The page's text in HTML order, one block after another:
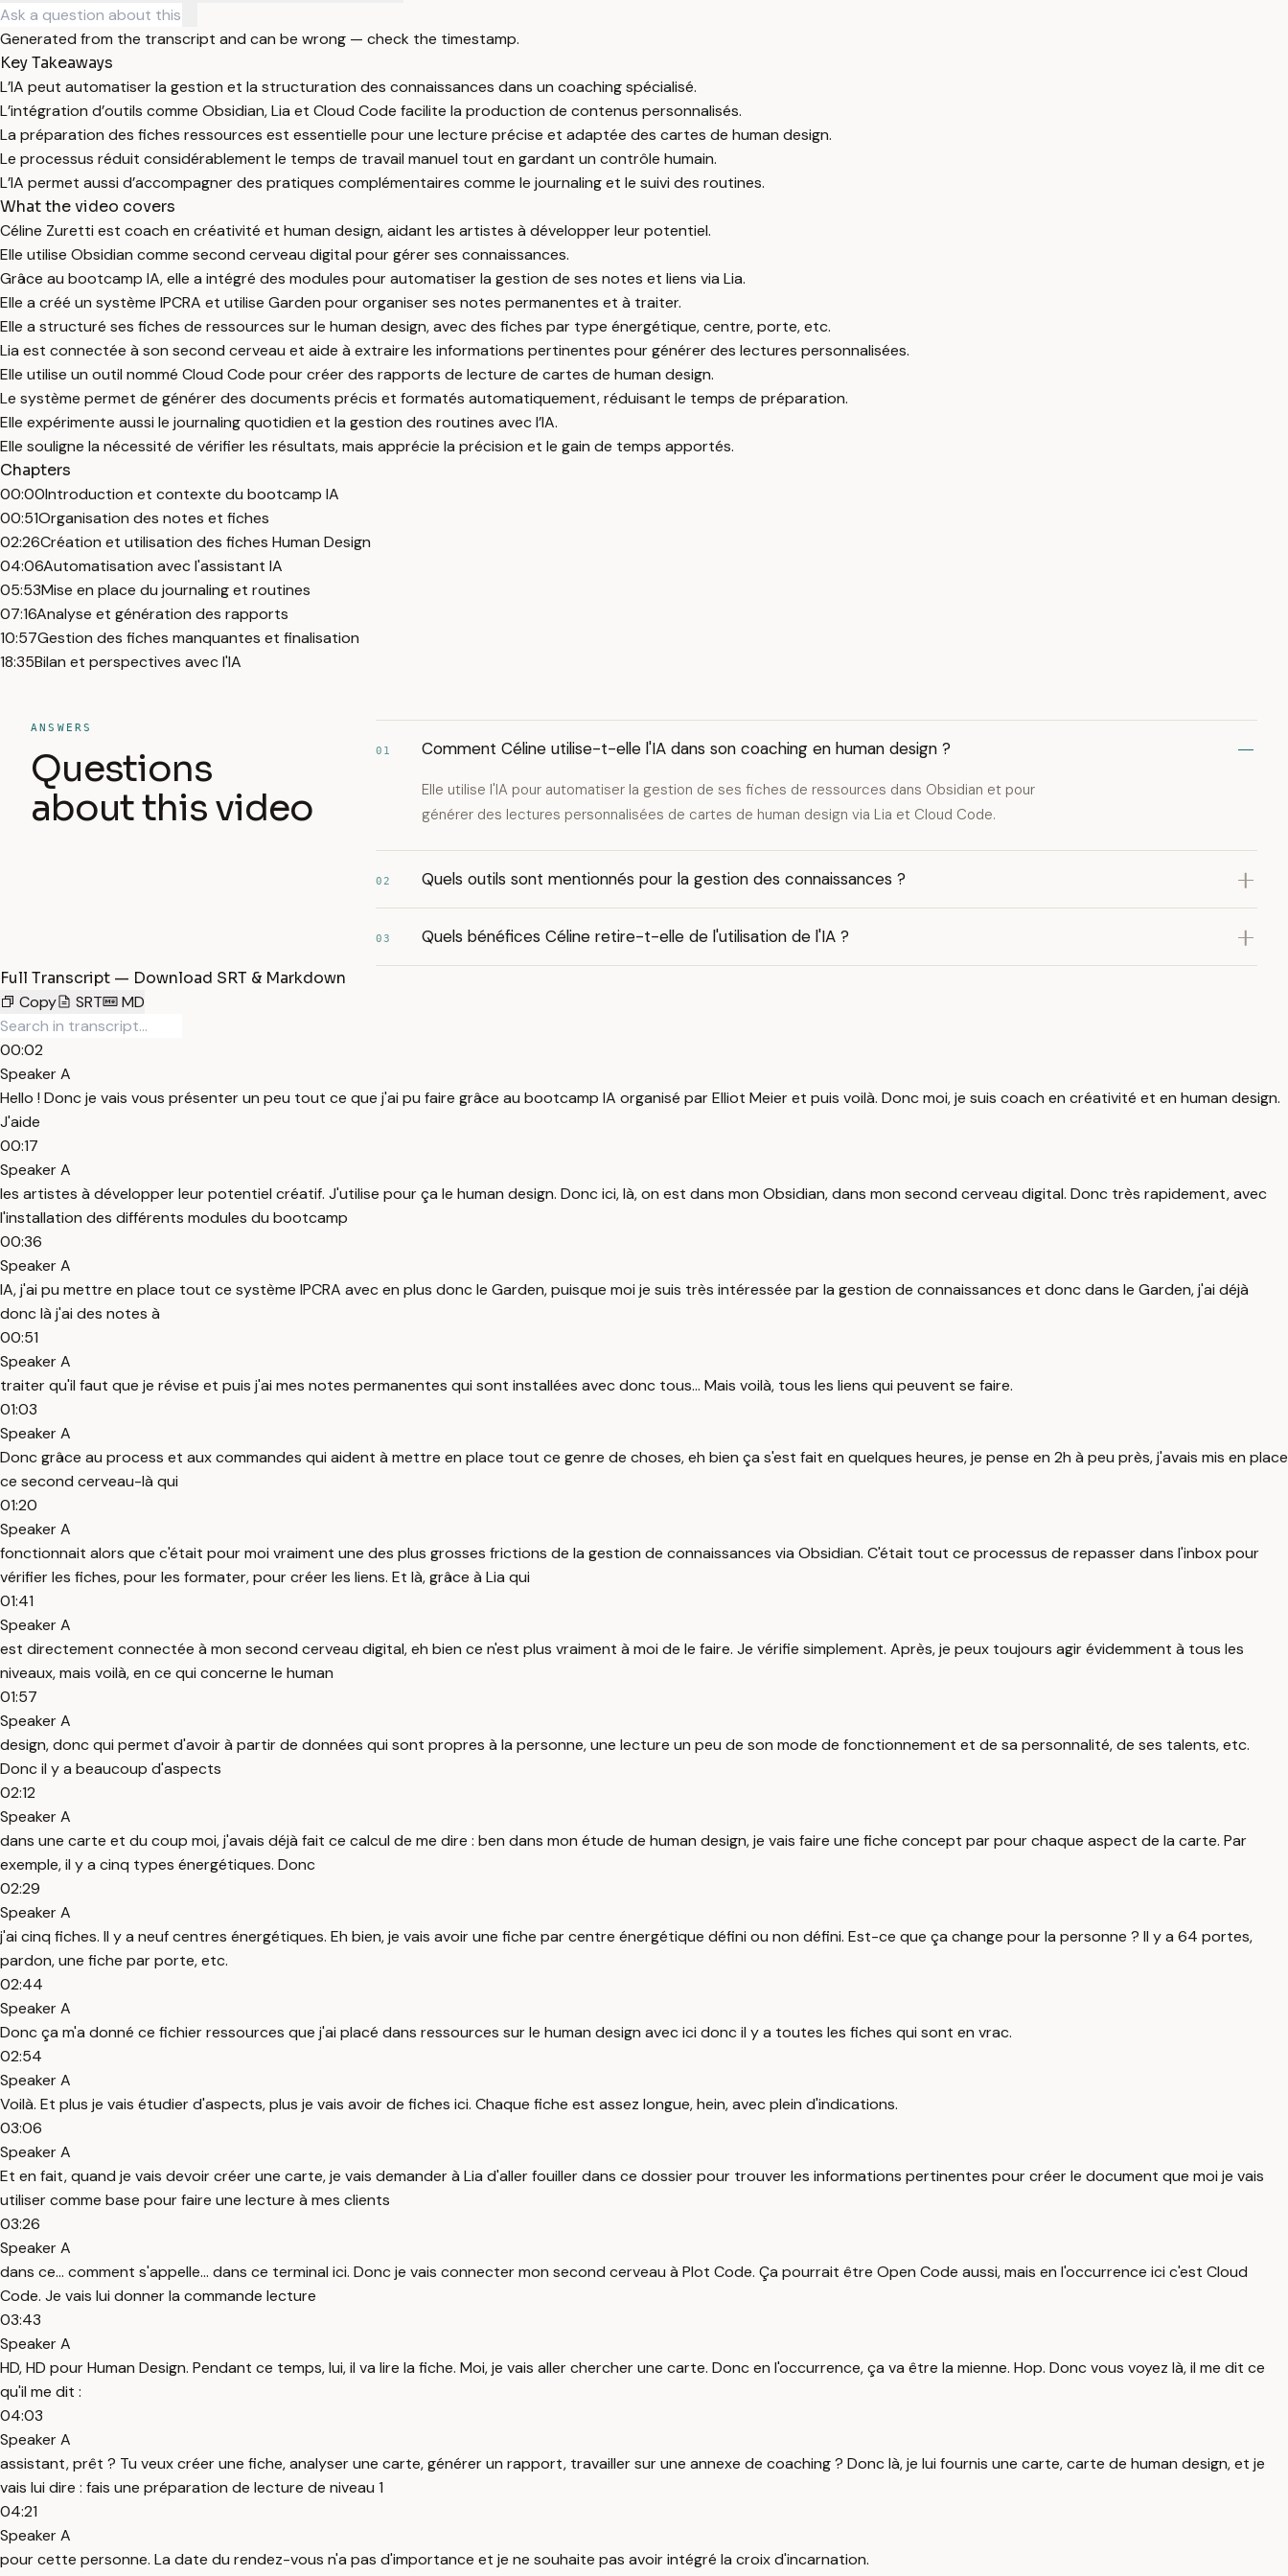
Generated from the transcript and can be wrong — check the timestamp.
Key Takeaways
L’IA peut automatiser la gestion et la structuration des connaissances dans un coaching spécialisé.
L’intégration d’outils comme Obsidian, Lia et Cloud Code facilite la production de contenus personnalisés.
La préparation des fiches ressources est essentielle pour une lecture précise et adaptée des cartes de human design.
Le processus réduit considérablement le temps de travail manuel tout en gardant un contrôle humain.
L’IA permet aussi d’accompagner des pratiques complémentaires comme le journaling et le suivi des routines.
What the video covers
Céline Zuretti est coach en créativité et human design, aidant les artistes à développer leur potentiel.
Elle utilise Obsidian comme second cerveau digital pour gérer ses connaissances.
Grâce au bootcamp IA, elle a intégré des modules pour automatiser la gestion de ses notes et liens via Lia.
Elle a créé un système IPCRA et utilise Garden pour organiser ses notes permanentes et à traiter.
Elle a structuré ses fiches de ressources sur le human design, avec des fiches par type énergétique, centre, porte, etc.
Lia est connectée à son second cerveau et aide à extraire les informations pertinentes pour générer des lectures personnalisées.
Elle utilise un outil nommé Cloud Code pour créer des rapports de lecture de cartes de human design.
Le système permet de générer des documents précis et formatés automatiquement, réduisant le temps de préparation.
Elle expérimente aussi le journaling quotidien et la gestion des routines avec l’IA.
Elle souligne la nécessité de vérifier les résultats, mais apprécie la précision et le gain de temps apportés.
Chapters
00:00Introduction et contexte du bootcamp IA
00:51Organisation des notes et fiches
02:26Création et utilisation des fiches Human Design
04:06Automatisation avec l'assistant IA
05:53Mise en place du journaling et routines
07:16Analyse et génération des rapports
10:57Gestion des fiches manquantes et finalisation
18:35Bilan et perspectives avec l'IA
ANSWERS
Questions
about this video
01 Comment Céline utilise-t-elle l'IA dans son coaching en human design ?
Elle utilise l'IA pour automatiser la gestion de ses fiches de ressources dans Obsidian et pour
générer des lectures personnalisées de cartes de human design via Lia et Cloud Code.
02 Quels outils sont mentionnés pour la gestion des connaissances ?
03 Quels bénéfices Céline retire-t-elle de l'utilisation de l'IA ?
Full Transcript — Download SRT & Markdown
Copy
SRT MD
00:02
Speaker A
Hello ! Donc je vais vous présenter un peu tout ce que j'ai pu faire grâce au bootcamp IA organisé par Elliot Meier et puis voilà. Donc moi, je suis coach en créativité et en human design.
J'aide
00:17
Speaker A
les artistes à développer leur potentiel créatif. J'utilise pour ça le human design. Donc ici, là, on est dans mon Obsidian, dans mon second cerveau digital. Donc très rapidement, avec
l'installation des différents modules du bootcamp
00:36
Speaker A
IA, j'ai pu mettre en place tout ce système IPCRA avec en plus donc le Garden, puisque moi je suis très intéressée par la gestion de connaissances et donc dans le Garden, j'ai déjà
donc là j'ai des notes à
00:51
Speaker A
traiter qu'il faut que je révise et puis j'ai mes notes permanentes qui sont installées avec donc tous... Mais voilà, tous les liens qui peuvent se faire.
01:03
Speaker A
Donc grâce au process et aux commandes qui aident à mettre en place tout ce genre de choses, eh bien ça s'est fait en quelques heures, je pense en 2h à peu près, j'avais mis en place
ce second cerveau-là qui
01:20
Speaker A
fonctionnait alors que c'était pour moi vraiment une des plus grosses frictions de la gestion de connaissances via Obsidian. C'était tout ce processus de repasser dans l'inbox pour
vérifier les fiches, pour les formater, pour créer les liens. Et là, grâce à Lia qui
01:41
Speaker A
est directement connectée à mon second cerveau digital, eh bien ce n'est plus vraiment à moi de le faire. Je vérifie simplement. Après, je peux toujours agir évidemment à tous les
niveaux, mais voilà, en ce qui concerne le human
01:57
Speaker A
design, donc qui permet d'avoir à partir de données qui sont propres à la personne, une lecture un peu de son mode de fonctionnement et de sa personnalité, de ses talents, etc.
Donc il y a beaucoup d'aspects
02:12
Speaker A
dans une carte et du coup moi, j'avais déjà fait ce calcul de me dire : ben dans mon étude de human design, je vais faire une fiche concept par pour chaque aspect de la carte. Par
exemple, il y a cinq types énergétiques. Donc
02:29
Speaker A
j'ai cinq fiches. Il y a neuf centres énergétiques. Eh bien, je vais avoir une fiche par centre énergétique défini ou non défini. Est-ce que ça change pour la personne ? Il y a 64 portes,
pardon, une fiche par porte, etc.
02:44
Speaker A
Donc ça m'a donné ce fichier ressources que j'ai placé dans ressources sur le human design avec ici donc il y a toutes les fiches qui sont en vrac.
02:54
Speaker A
Voilà. Et plus je vais étudier d'aspects, plus je vais avoir de fiches ici. Chaque fiche est assez longue, hein, avec plein d'indications.
03:06
Speaker A
Et en fait, quand je vais devoir créer une carte, je vais demander à Lia d'aller fouiller dans ce dossier pour trouver les informations pertinentes pour créer le document que moi je vais
utiliser comme base pour faire une lecture à mes clients
03:26
Speaker A
dans ce... comment s'appelle... dans ce terminal ici. Donc je vais connecter mon second cerveau à Plot Code. Ça pourrait être Open Code aussi, mais en l'occurrence ici c'est Cloud
Code. Je vais lui donner la commande lecture
03:43
Speaker A
HD, HD pour Human Design. Pendant ce temps, lui, il va lire la fiche. Moi, je vais aller chercher une carte. Donc en l'occurrence, ça va être la mienne. Hop. Donc vous voyez là, il me dit ce
qu'il me dit :
04:03
Speaker A
assistant, prêt ? Tu veux créer une fiche, analyser une carte, générer un rapport, travailler sur une annexe de coaching ? Donc là, je lui fournis une carte, carte de human design, et je
vais lui dire : fais une préparation de lecture de niveau 1
04:21
Speaker A
pour cette personne. La date du rendez-vous n'a pas d'importance et je ne souhaite pas avoir intégré la croix d'incarnation.